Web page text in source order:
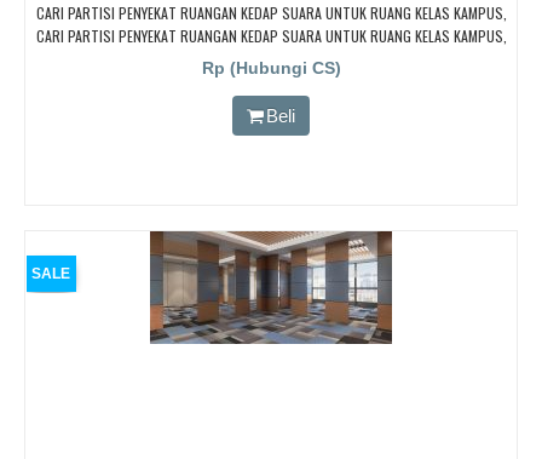
CARI PARTISI PENYEKAT RUANGAN KEDAP SUARA UNTUK RUANG KELAS KAMPUS,
CARI PARTISI PENYEKAT RUANGAN KEDAP SUARA UNTUK RUANG KELAS KAMPUS,
CARI PARTISI PENYEKAT RUANGAN KEDAP SUARA UNTUK RUANG KELAS KAMPUS,
CARI PARTISI PENYEKAT RUANGAN KEDAP SUARA UNTUK RUANG KELAS KAMPUS,
CARI PARTISI PENYEKAT RUANGAN KEDAP SUARA UNTUK RUANG KELAS KAMPUS
Rp (Hubungi CS)
Beli
SALE